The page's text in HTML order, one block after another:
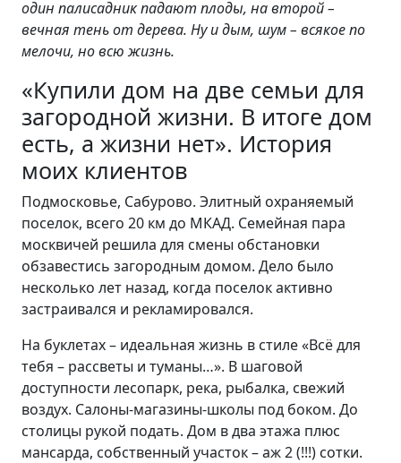
один палисадник падают плоды, на второй –
вечная тень от дерева. Ну и дым, шум – всякое по
мелочи, но всю жизнь.
«Купили дом на две семьи для
загородной жизни. В итоге дом
есть, а жизни нет». История
моих клиентов
Подмосковье, Сабурово. Элитный охраняемый
поселок, всего 20 км до МКАД. Семейная пара
москвичей решила для смены обстановки
обзавестись загородным домом. Дело было
несколько лет назад, когда поселок активно
застраивался и рекламировался.
На буклетах – идеальная жизнь в стиле «Всё для
тебя – рассветы и туманы…». В шаговой
доступности лесопарк, река, рыбалка, свежий
воздух. Салоны-магазины-школы под боком. До
столицы рукой подать. Дом в два этажа плюс
мансарда, собственный участок – аж 2 (!!!) сотки.